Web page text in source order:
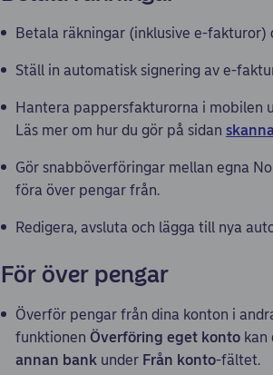
Betala räkningar (inklusive e-fakturor)
Ställ in automatisk signering av e-
Hantera pappersfakturorna i mobilen
Läs mer om hur du gör på sidan
Gör snabböverföringar mellan egna
föra över pengar från.
Redigera, avsluta och lägga till nya
För över pengar
Överför pengar från dina konton i
funktionen Överföring eget kontokan
annan bankunder Från konto-fältet.